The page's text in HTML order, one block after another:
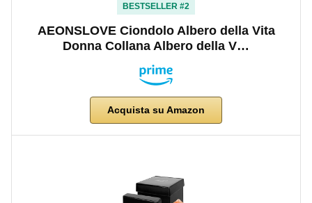
BESTSELLER #2
AEONSLOVE Ciondolo Albero della Vita
Donna Collana Albero della V…
Acquista su Amazon